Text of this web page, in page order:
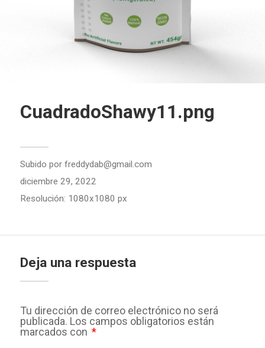
CuadradoShawy11.png
Subido por freddydab@gmail.com
diciembre 29, 2022
Resolución: 1080x1080 px
Deja una respuesta
Tu dirección de correo electrónico no será
publicada. Los campos obligatorios están
marcados con *